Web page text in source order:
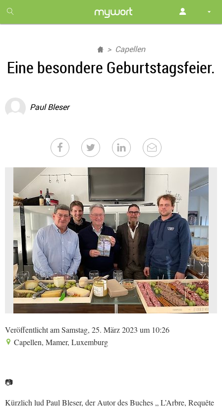
month
free
Capellen
Eine besondere Geburtstagsfeier.
Paul Bleser
Veröffentlicht am Samstag, 25. März 2023 um 10:26
Capellen, Mamer, Luxemburg
📷
Kürzlich lud Paul Bleser, der Autor des Buches „ L’Arbre, Requête